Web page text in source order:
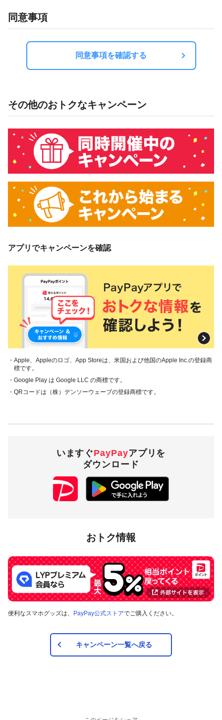
同意事項
同意事項を確認する
その他のおトクなキャンペーン
アプリでキャンペーンを確認
・Apple、Appleのロゴ、App Storeは、米国および他国のApple Inc.の登録商
標です。
・Google Play は Google LLC の商標です。
・QRコードは（株）デンソーウェーブの登録商標です。
いますぐPayPayアプリを
ダウンロード
おトク情報
便利なスマホグッズは、 PayPay公式ストアでご購入ください。
キャンペーン一覧へ戻る